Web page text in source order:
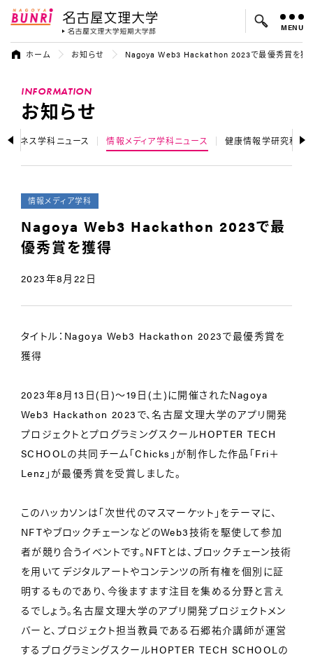
名古屋文理大学 名古屋文理大
よく検索されているキーワード：
MENU
ホーム お知らせ Nagoya Web3 Hackathon 2023で最優秀賞を獲
INFORMATION
お知らせ
ビジネス学科ニュース 情報メディア学科ニュース 健康情報学研究科ニ
情報メディア学科
Nagoya Web3 Hackathon 2023で最
優秀賞を獲得
2023年8月22日
タイトル：Nagoya Web3 Hackathon 2023で最優秀賞を
獲得
2023年8月13日(日)〜19日(土)に開催されたNagoya
Web3 Hackathon 2023で、名古屋文理大学のアプリ開発
プロジェクトとプログラミングスクールHOPTER TECH
SCHOOLの共同チーム「Chicks」が制作した作品「Fri＋
Lenz」が最優秀賞を受賞しました。
このハッカソンは「次世代のマスマーケット」をテーマに、
NFTやブロックチェーンなどのWeb3技術を駆使して参加
者が競り合うイベントです。NFTとは、ブロックチェーン技術
を用いてデジタルアートやコンテンツの所有権を個別に証
明するものであり、今後ますます注目を集める分野と言え
るでしょう。名古屋文理大学のアプリ開発プロジェクトメン
バーと、プロジェクト担当教員である石郷祐介講師が運営
するプログラミングスクールHOPTER TECH SCHOOLの